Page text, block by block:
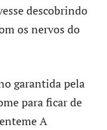
descobrindo
os nervos do
garantida pela
para ficar de
A